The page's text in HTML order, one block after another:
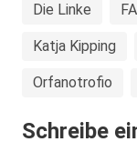
Die Linke
Katja Kipping
Orfanotrofio
Schreibe